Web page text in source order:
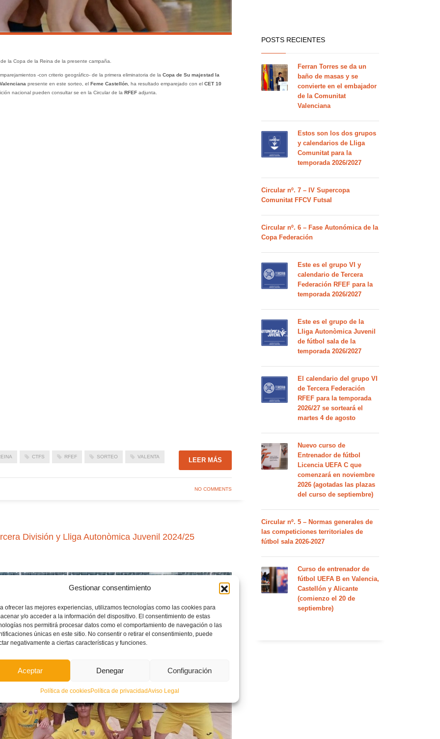
Gestionar consentimiento
ofrecer las mejores experiencias, utilizamos tecnologías como las cookies para
y/o acceder a la información del dispositivo. El consentimiento de estas
nos permitirá procesar datos como el comportamiento de navegación o las
únicas en este sitio. No consentir o retirar el consentimiento, puede
negativamente a ciertas características y funciones.
Aceptar Denegar Configuración
Política de cookiesPolítica de privacidadAviso Legal
la Copa de la Reina de la presente campaña.
-con criterio geográfico- de la primera eliminatoria de la Copa de Su majestad la
presente en este sorteo, el Feme Castellón, ha resultado emparejado con el CET 10
nacional pueden consultar se en la Circular de la RFEF adjunta.
CTFS RFEF SORTEO VALENTA LEER MÁS
NO COMMENTS
División y Lliga Autonòmica Juvenil 2024/25
POSTS RECIENTES
Ferran Torres se da un
baño de masas y se
convierte en el embajador
de la Comunitat
Valenciana
Estos son los dos grupos
y calendarios de Lliga
Comunitat para la
temporada 2026/2027
Circular nº. 7 – IV Supercopa
Comunitat FFCV Futsal
Circular nº. 6 – Fase Autonómica de la
Copa Federación
Este es el grupo VI y
calendario de Tercera
Federación RFEF para la
temporada 2026/2027
Este es el grupo de la
Lliga Autonòmica Juvenil
de fútbol sala de la
temporada 2026/2027
El calendario del grupo VI
de Tercera Federación
RFEF para la temporada
2026/27 se sorteará el
martes 4 de agosto
Nuevo curso de
Entrenador de fútbol
Licencia UEFA C que
comenzará en noviembre
2026 (agotadas las plazas
del curso de septiembre)
Circular nº. 5 – Normas generales de
las competiciones territoriales de
fútbol sala 2026-2027
Curso de entrenador de
fútbol UEFA B en Valencia,
Castellón y Alicante
(comienzo el 20 de
septiembre)